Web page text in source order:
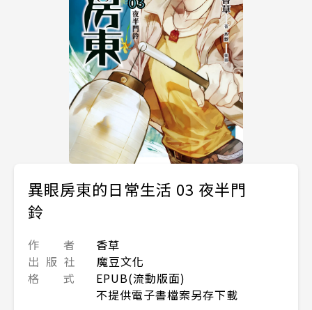
異眼房東的日常生活 03 夜半門
鈴
作 者
香草
出 版 社
魔豆文化
格 式
EPUB(流動版面)
不提供電子書檔案另存下載